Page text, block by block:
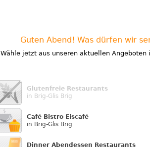
Guten Abend! Was dürfen wir
Wähle jetzt aus unseren aktuellen Angeboten
Glutenfreie Restaurants
in Brig-Glis Brig
Café Bistro Eiscafé
in Brig-Glis Brig
Dinner Abendessen Restaurants